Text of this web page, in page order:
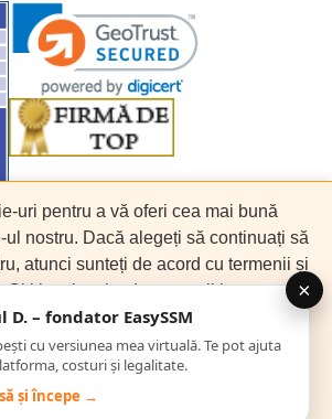
uri pentru a vă oferi cea mai bună
ul nostru. Dacă alegeți să continuați să
atunci sunteți de acord cu termenii și
Citiți mai multe despre politica noastră
de confidențialitate.
Am înțeles
- 2025 EasySSM. Toate drepturile
rezervate.